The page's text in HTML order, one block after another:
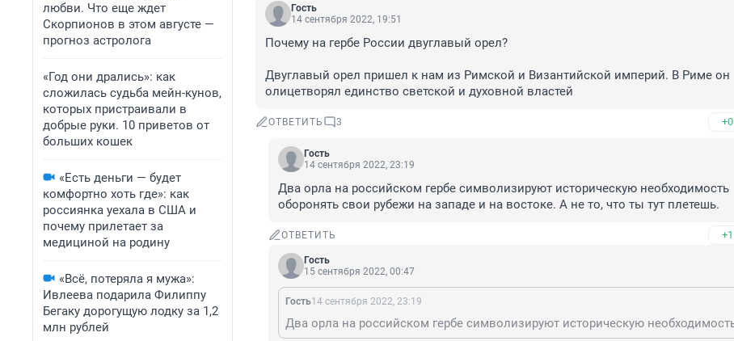
любви. Что еще ждет
Скорпионов в этом августе —
прогноз астролога
«Год они дрались»: как
сложилась судьба мейн-кунов,
которых пристраивали в
добрые руки. 10 приветов от
больших кошек
«Есть деньги — будет
комфортно хоть где»: как
россиянка уехала в США и
почему прилетает за
медициной на родину
«Всё, потеряла я мужа»:
Ивлеева подарила Филиппу
Бегаку дорогущую лодку за 1,2
млн рублей
Гость
14 сентября 2022, 19:51
Почему на гербе России двуглавый орел?
Двуглавый орел пришел к нам из Римской и Византийской империй. В Риме он
олицетворял единство светской и духовной властей
ОТВЕТИТЬ 3 +0
Гость
14 сентября 2022, 23:19
Два орла на российском гербе символизируют историческую необходимость
оборонять свои рубежи на западе и на востоке. А не то, что ты тут плетешь.
ОТВЕТИТЬ +1
Гость
15 сентября 2022, 00:47
Гость14 сентября 2022, 23:19